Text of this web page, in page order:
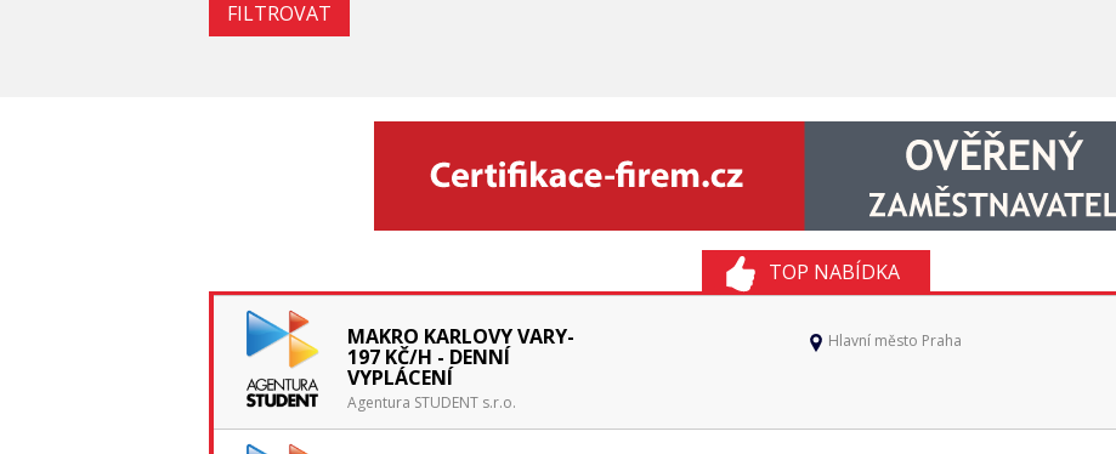
TOP NABÍDKA
MAKRO KARLOVY VARY-
197 KČ/H - DENNÍ
VYPLÁCENÍ
Agentura STUDENT s.r.o.
Hlavní město Praha